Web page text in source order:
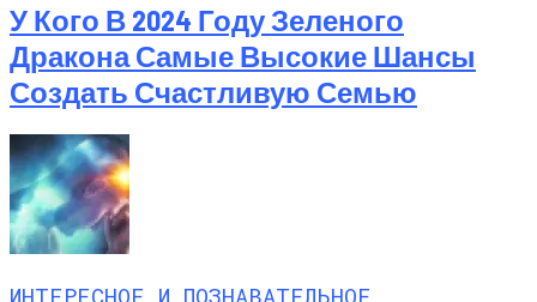
У Кого В 2024 Году Зеленого
Дракона Самые Высокие Шансы
Создать Счастливую Семью
ИНТЕРЕСНОЕ И ПОЗНАВАТЕЛЬНОЕ